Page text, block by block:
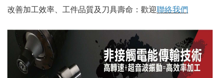
改善加工效率、工件品質及刀具壽命：歡迎聯絡我們